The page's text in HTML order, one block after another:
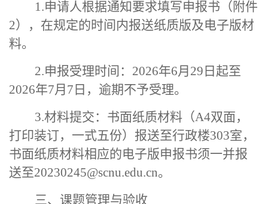
1.申请人根据通知要求填写申报书（附件
2），在规定的时间内报送纸质版及电子版材
料。
2.申报受理时间：2026年6月29日起至
2026年7月 7 日，逾期不予受理。
3.材料提交： 书面纸质材料（A4双面，
打印装订，一式五份）报送至行政楼303室，
书面纸质材料相应的电子版申报书须一并报
送至20230245@scnu.edu.cn。
三、 课题管理与验收